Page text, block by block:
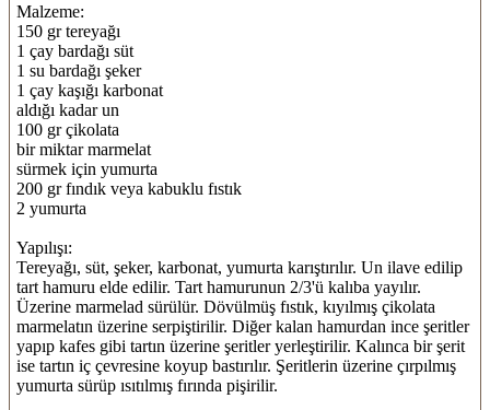
Malzeme:
150 gr tereyağı
1 çay bardağı süt
1 su bardağı şeker
1 çay kaşığı karbonat
aldığı kadar un
100 gr çikolata
bir miktar marmelat
sürmek için yumurta
200 gr fındık veya kabuklu fıstık
2 yumurta
Yapılışı:
Tereyağı, süt, şeker, karbonat, yumurta karıştırılır. Un ilave edilip
tart hamuru elde edilir. Tart hamurunun 2/3'ü kalıba yayılır.
Üzerine marmelad sürülür. Dövülmüş fıstık, kıyılmış çikolata
marmelatın üzerine serpiştirilir. Diğer kalan hamurdan ince şeritler
yapıp kafes gibi tartın üzerine şeritler yerleştirilir. Kalınca bir şerit
ise tartın iç çevresine koyup bastırılır. Şeritlerin üzerine çırpılmış
yumurta sürüp ısıtılmış fırında pişirilir.